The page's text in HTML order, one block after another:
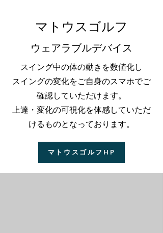
マトウスゴルフ
​ウェアラブルデバイス
スイング中の体の動きを数値化し
スイングの変化をご自身のスマホでご
確認していただけます。
​上達・変化の可視化を体感していただ
けるものとなっております。
マトウスゴルフHP